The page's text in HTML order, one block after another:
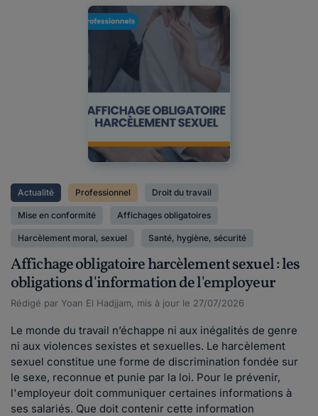
Actualité Professionnel Droit du travail
Mise en conformité Affichages obligatoires
Harcèlement moral, sexuel Santé, hygiène, sécurité
Affichage obligatoire harcèlement sexuel : les
obligations d'information de l'employeur
Rédigé par Yoan El Hadjjam, mis à jour le 27/07/2026
Le monde du travail n’échappe ni aux inégalités de genre
ni aux violences sexistes et sexuelles. Le harcèlement
sexuel constitue une forme de discrimination fondée sur
le sexe, reconnue et punie par la loi. Pour le prévenir,
l'employeur doit communiquer certaines informations à
ses salariés. Que doit contenir cette information